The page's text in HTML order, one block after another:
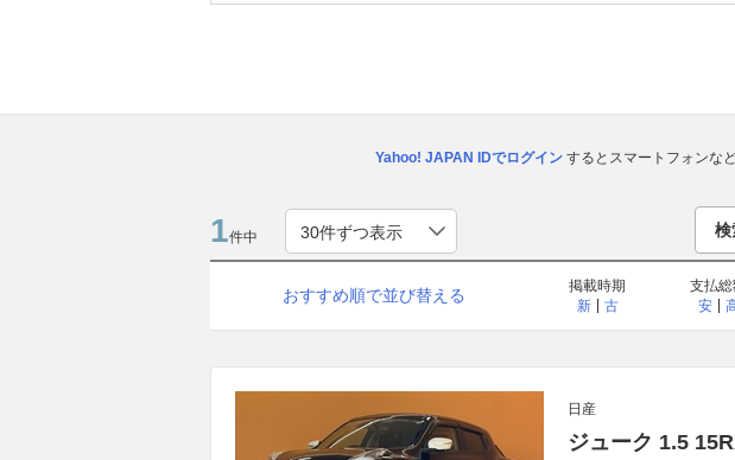
Yahoo! JAPAN IDでログインするとスマートフォンな
1件中 検
おすすめ順で並び替える
掲載時期
新
古
支払
安
日産
ジューク 1.5